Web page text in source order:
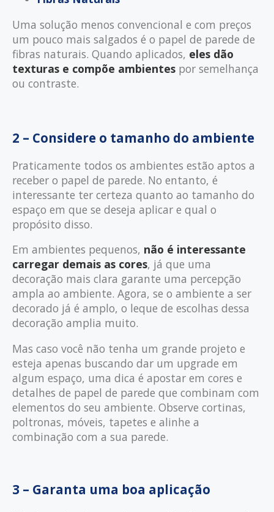
Uma solução menos convencional e com preços
um pouco mais salgados é o papel de parede de
fibras naturais. Quando aplicados, eles dão
texturas e compõe ambientes por semelhança
ou contraste.
2 – Considere o tamanho do ambiente
Praticamente todos os ambientes estão aptos a
receber o papel de parede. No entanto, é
interessante ter certeza quanto ao tamanho do
espaço em que se deseja aplicar e qual o
propósito disso.
Em ambientes pequenos, não é interessante
carregar demais as cores, já que uma
decoração mais clara garante uma percepção
ampla ao ambiente. Agora, se o ambiente a ser
decorado já é amplo, o leque de escolhas dessa
decoração amplia muito.
Mas caso você não tenha um grande projeto e
esteja apenas buscando dar um upgrade em
algum espaço, uma dica é apostar em cores e
detalhes de papel de parede que combinam com
elementos do seu ambiente. Observe cortinas,
poltronas, móveis, tapetes e alinhe a
combinação com a sua parede.
3 – Garanta uma boa aplicação